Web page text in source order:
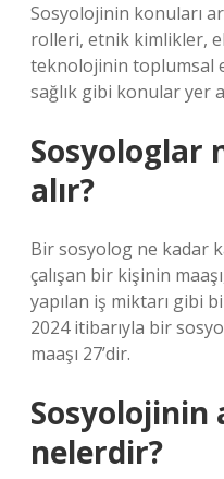
Sosyolojinin konuları
rolleri, etnik kimlikler,
teknolojinin toplumsal
sağlık gibi konular yer
Sosyologlar
alır?
Bir sosyolog ne kadar
çalışan bir kişinin
yapılan iş miktarı gibi
2024 itibarıyla bir
maaşı 27’dir.
Sosyolojinin
nelerdir?